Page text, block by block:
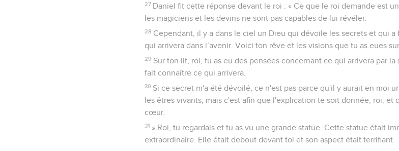
27 Daniel fit cette réponse devant le roi : « Ce que le roi demande est
les magiciens et les devins ne sont pas capables de lui révéler.
28 Cependant, il y a dans le ciel un Dieu qui dévoile les secrets et qui
qui arrivera dans l’avenir. Voici ton rêve et les visions que tu as eues
29 Sur ton lit, roi, tu as eu des pensées concernant ce qui arrivera par
fait connaître ce qui arrivera.
30 Si ce secret m'a été dévoilé, ce n'est pas parce qu'il y aurait en moi
les êtres vivants, mais c'est afin que l'explication te soit donnée, roi, et
cœur.
31 » Roi, tu regardais et tu as vu une grande statue. Cette statue était
extraordinaire. Elle était debout devant toi et son aspect était terrifiant.